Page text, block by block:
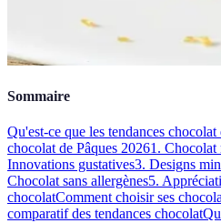
Sommaire
Qu'est-ce que les tendances chocolat
chocolat de Pâques 20261. Chocolat
Innovations gustatives3. Designs
Chocolat sans allergènes5.
chocolatComment choisir ses
comparatif des tendances chocolat